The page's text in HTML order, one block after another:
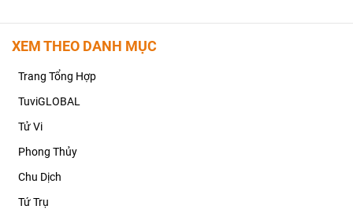
XEM THEO DANH MỤC
Trang Tổng Hợp
TuviGLOBAL
Tử Vi
Phong Thủy
Chu Dịch
Tứ Trụ